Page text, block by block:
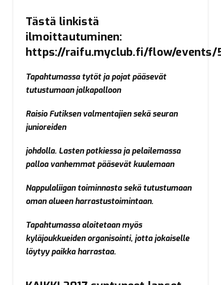
Tästä linkistä
ilmoittautuminen:
https://raifu.myclub.fi/flow/events/
Tapahtumassa tytöt ja pojat pääsevät
tutustumaan jalkapalloon
Raisio Futiksen valmentajien sekä seuran
junioreiden
johdolla. Lasten potkiessa ja pelailemassa
palloa vanhemmat pääsevät kuulemaan
Nappulaliigan toiminnasta sekä tutustumaan
oman alueen harrastustoimintaan.
Tapahtumassa aloitetaan myös
kyläjoukkueiden organisointi, jotta jokaiselle
löytyy paikka harrastaa.